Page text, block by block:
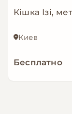
Киев
Бесплатно